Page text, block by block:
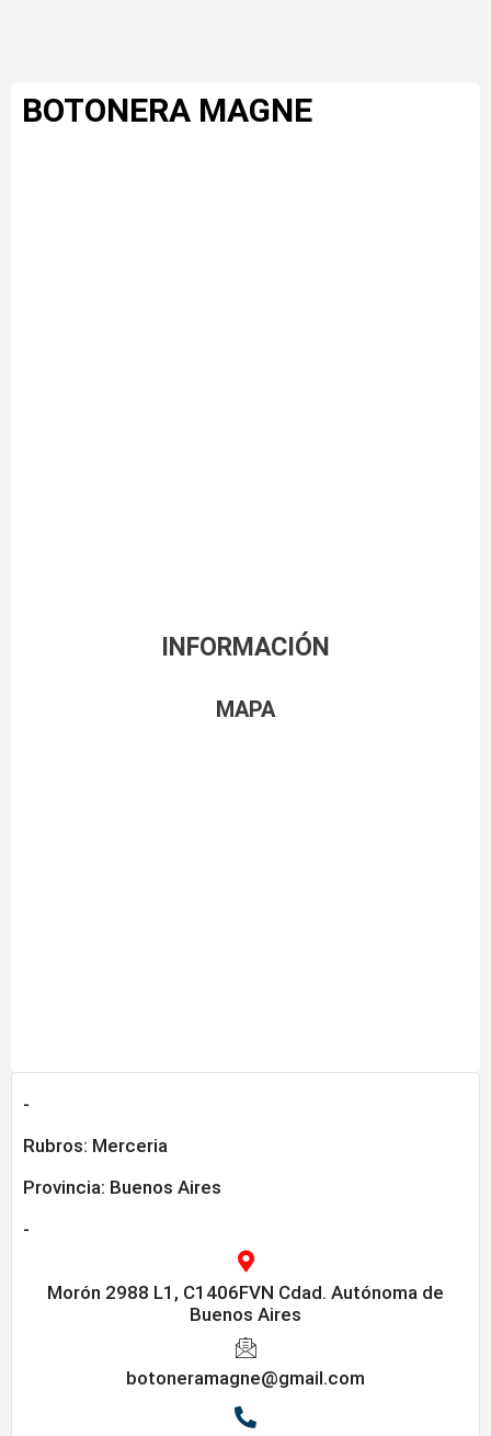
BOTONERA MAGNE
INFORMACIÓN
MAPA
-
Rubros: Merceria
Provincia: Buenos Aires
-
Morón 2988 L1, C1406FVN Cdad. Autónoma de
Buenos Aires
botoneramagne@gmail.com